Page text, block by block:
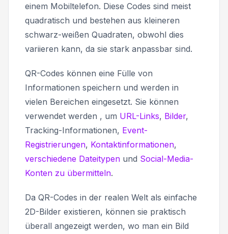
einem Mobiltelefon. Diese Codes sind meist
quadratisch und bestehen aus kleineren
schwarz-weißen Quadraten, obwohl dies
variieren kann, da sie stark anpassbar sind.
QR-Codes können eine Fülle von
Informationen speichern und werden in
vielen Bereichen eingesetzt. Sie können
verwendet werden , um URL-Links, Bilder,
Tracking-Informationen, Event-
Registrierungen, Kontaktinformationen,
verschiedene Dateitypen und Social-Media-
Konten zu übermitteln.
Da QR-Codes in der realen Welt als einfache
2D-Bilder existieren, können sie praktisch
überall angezeigt werden, wo man ein Bild